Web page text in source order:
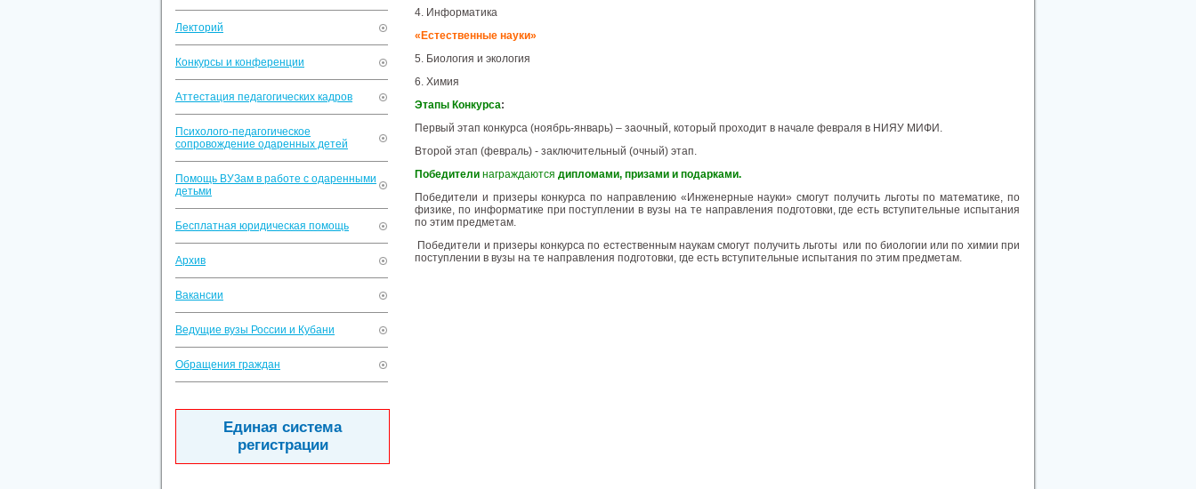
Лекторий
Конкурсы и конференции
Аттестация педагогических кадров
Психолого-педагогическое
сопровождение одаренных детей
Помощь ВУЗам в работе с одаренными
детьми
Бесплатная юридическая помощь
Архив
Вакансии
Ведущие вузы России и Кубани
Обращения граждан
Единая система
регистрации
4. Информатика
«Естественные науки»
5. Биология и экология
6. Химия
Этапы Конкурса:
Первый этап конкурса (ноябрь-январь) – заочный, который проходит в начале февраля в НИЯУ МИФИ.
Второй этап (февраль) - заключительный (очный) этап.
Победители награждаются дипломами, призами и подарками.
Победители и призеры конкурса по направлению «Инженерные науки» смогут получить льготы по математике, по
физике, по информатике при поступлении в вузы на те направления подготовки, где есть вступительные испытания
по этим предметам.
Победители и призеры конкурса по естественным наукамсмогут получить льготы или по биологии или по химии при
поступлении в вузы на те направления подготовки, где есть вступительные испытания по этим предметам.